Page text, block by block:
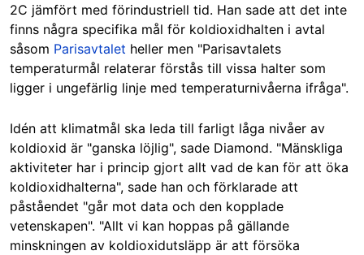
2C jämfört med förindustriell tid. Han sade att det inte
finns några specifika mål för koldioxidhalten i avtal
såsom Parisavtalet heller men "Parisavtalets
temperaturmål relaterar förstås till vissa halter som
ligger i ungefärlig linje med temperaturnivåerna ifråga".
Idén att klimatmål ska leda till farligt låga nivåer av
koldioxid är "ganska löjlig", sade Diamond. "Mänskliga
aktiviteter har i princip gjort allt vad de kan för att öka
koldioxidhalterna", sade han och förklarade att
påståendet "går mot data och den kopplade
vetenskapen". "Allt vi kan hoppas på gällande
minskningen av koldioxidutsläpp är att försöka